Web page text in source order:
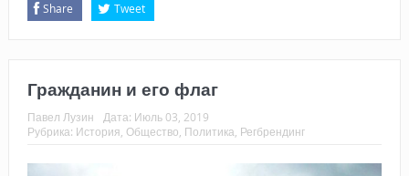
Share Tweet
Гражданин и его флаг
Павел Лузин Дата: Июль 03, 2019
Рубрика: История, Общество, Политика, Регбрендинг